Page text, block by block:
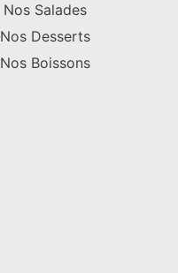
Nos Salades
Nos Desserts
Nos Boissons